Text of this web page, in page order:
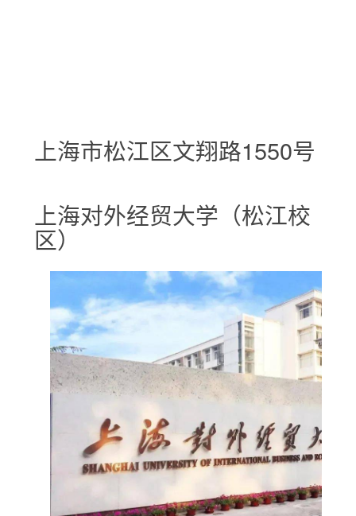
上海市松江区文翔路1550号
上海对外经贸大学（松江校
区）